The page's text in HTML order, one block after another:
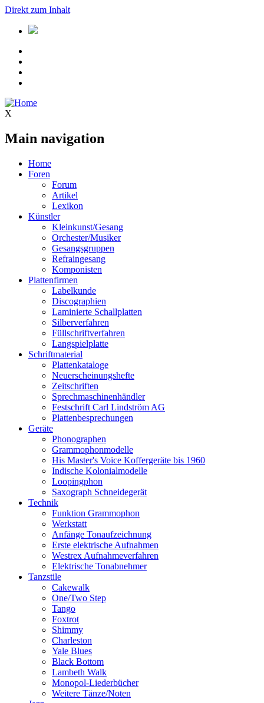
Direkt zum Inhalt
X
Main navigation
Home
Foren
Forum
Artikel
Lexikon
Künstler
Kleinkunst/Gesang
Orchester/Musiker
Gesangsgruppen
Refraingesang
Komponisten
Plattenfirmen
Labelkunde
Discographien
Laminierte Schallplatten
Silberverfahren
Füllschriftverfahren
Langspielplatte
Schriftmaterial
Plattenkataloge
Neuerscheinungshefte
Zeitschriften
Sprechmaschinenhändler
Festschrift Carl Lindström AG
Plattenbesprechungen
Geräte
Phonographen
Grammophonmodelle
His Master's Voice Koffergeräte bis 1960
Indische Kolonialmodelle
Loopingphon
Saxograph Schneidegerät
Technik
Funktion Grammophon
Werkstatt
Anfänge Tonaufzeichnung
Erste elektrische Aufnahmen
Westrex Aufnahmeverfahren
Elektrische Tonabnehmer
Tanzstile
Cakewalk
One/Two Step
Tango
Foxtrot
Shimmy
Charleston
Yale Blues
Black Bottom
Lambeth Walk
Monopol-Liederbücher
Weitere Tänze/Noten